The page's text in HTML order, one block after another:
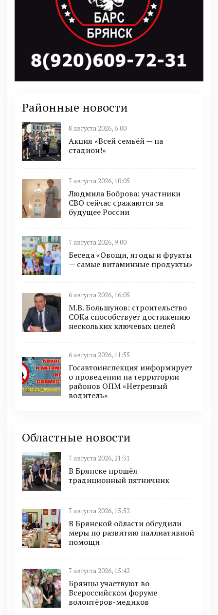
Районные новости
8 августа 2026, 6:00
Акция «Всей семьёй — на
стадион!»
7 августа 2026, 10:05
Людмила Боброва: участники
СВО сейчас сражаются за
будущее России
7 августа 2026, 9:00
Беседа «Овощи, ягоды и фрукты
— самые витаминные продукты»
6 августа 2026, 16:05
М.В. Большунов: строительство
СОКа способствует достижению
нескольких ключевых целей
6 августа 2026, 11:55
Госавтоинспекция информирует
о проведении на территории
районов ОПМ «Нетрезвый
водитель»
Областные новости
7 августа 2026, 21:31
В Брянске прошёл
традиционный пятничник
7 августа 2026, 15:52
В Брянской области обсудили
меры по развитию паллиативной
помощи
7 августа 2026, 15:42
Брянцы участвуют во
Всероссийском форуме
волонтёров-медиков